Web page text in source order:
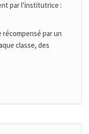
par l’institutrice :
par un
classe, des